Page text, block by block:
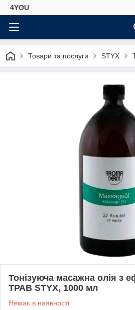
4YOU
Товари та послуги STYX
Тонізуюча масажна олія з
ТРАВ STYX, 1000 мл
Немає в наявності